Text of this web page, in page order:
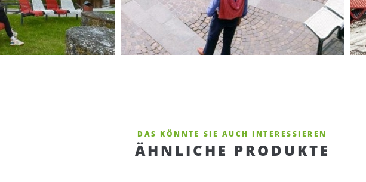
DAS KÖNNTE SIE AUCH INTERESSIEREN
ÄHNLICHE PRODUKTE